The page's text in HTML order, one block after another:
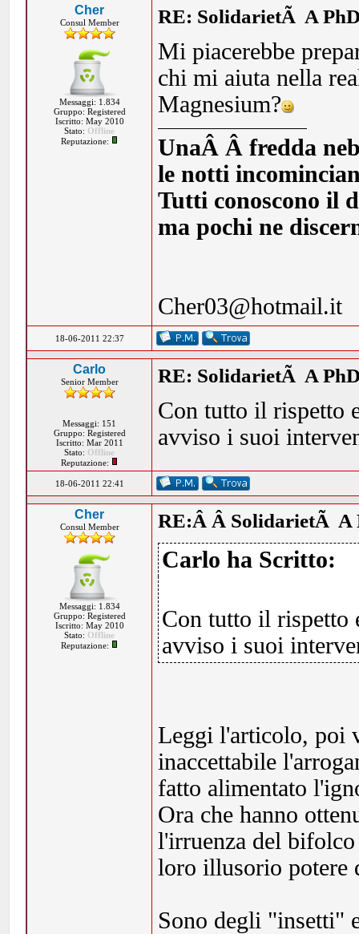
Cher
Consul Member
Messaggi: 1.834
Gruppo: Registered
Iscritto: May 2010
Stato: Offline
Reputazione:
RE: SolidarietÃ A
Mi piacerebbe
chi mi aiuta nella
Magnesium?
UnaÂ Â fredda
le notti
Tutti conoscono il
ma pochi ne
Cher03@hotmail.it
18-06-2011 22:37
Carlo
Senior Member
Messaggi: 151
Gruppo: Registered
Iscritto: Mar 2011
Stato: Offline
Reputazione:
RE: SolidarietÃ A
Con tutto il rispetto
avviso i suoi
18-06-2011 22:41
Cher
Consul Member
Messaggi: 1.834
Gruppo: Registered
Iscritto: May 2010
Stato: Offline
Reputazione:
RE:Â Â SolidarietÃ A
Carlo ha Scritto:
Con tutto il
avviso i suoi
Leggi l'articolo, poi
inaccettabile
fatto alimentato
Ora che hanno
l'irruenza del
loro illusorio potere
Sono degli "insetti"